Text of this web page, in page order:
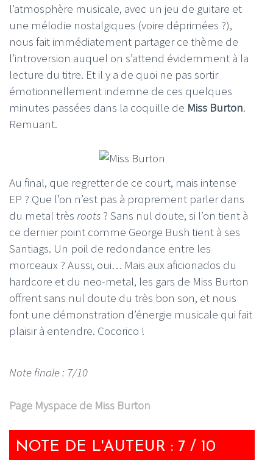
l’atmosphère musicale, avec un jeu de guitare et
une mélodie nostalgiques (voire déprimées ?),
nous fait immédiatement partager ce thème de
l’introversion auquel on s’attend évidemment à la
lecture du titre. Et il y a de quoi ne pas sortir
émotionnellement indemne de ces quelques
minutes passées dans la coquille de Miss Burton.
Remuant.
Au final, que regretter de ce court, mais intense
EP ? Que l’on n’est pas à proprement parler dans
du metal très roots ? Sans nul doute, si l’on tient à
ce dernier point comme George Bush tient à ses
Santiags. Un poil de redondance entre les
morceaux ? Aussi, oui… Mais aux aficionados du
hardcore et du neo-metal, les gars de Miss Burton
offrent sans nul doute du très bon son, et nous
font une démonstration d’énergie musicale qui fait
plaisir à entendre. Cocorico !
Note finale : 7/10
Page Myspace de Miss Burton
NOTE DE L'AUTEUR : 7 / 10